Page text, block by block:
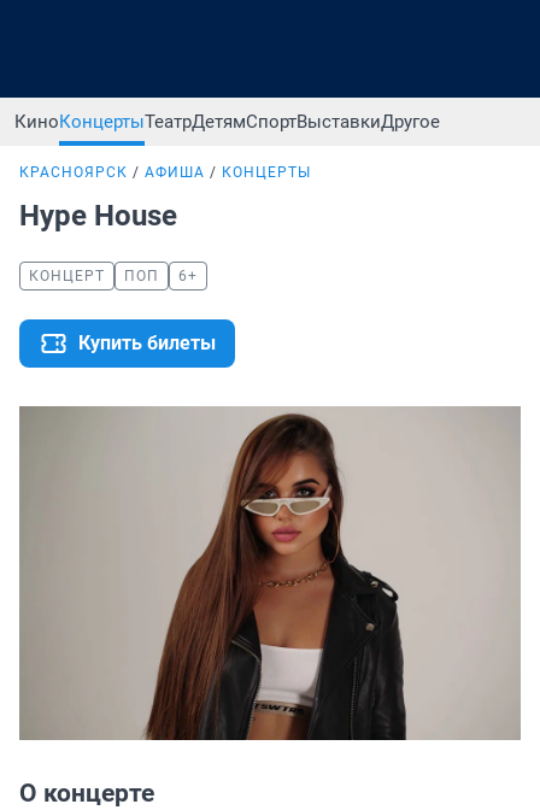
КиноКонцертыТеатрДетямСпортВыставкиДругое
КРАСНОЯРСК АФИША КОНЦЕРТЫ
Hype House
КОНЦЕРТ ПОП 6+
Купить билеты
О концерте